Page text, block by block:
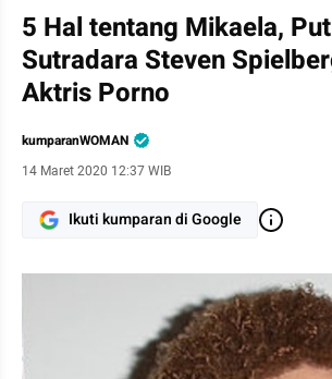
5 Hal tentang Mikaela,
Sutradara Steven
Aktris Porno
kumparanWOMAN
14 Maret 2020 12:37 WIB
Ikuti kumparan di Google